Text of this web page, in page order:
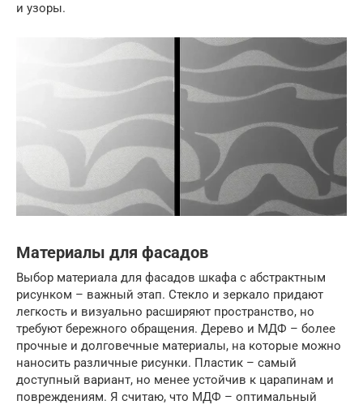
и узоры.
Материалы для фасадов
Выбор материала для фасадов шкафа с абстрактным
рисунком – важный этап. Стекло и зеркало придают
легкость и визуально расширяют пространство, но
требуют бережного обращения. Дерево и МДФ – более
прочные и долговечные материалы, на которые можно
наносить различные рисунки. Пластик – самый
доступный вариант, но менее устойчив к царапинам и
повреждениям. Я считаю, что МДФ – оптимальный